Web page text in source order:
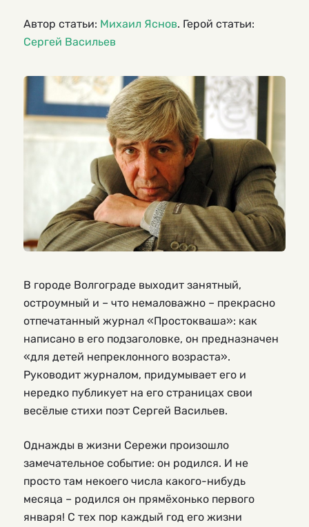
Автор статьи: Михаил Яснов. Герой статьи:
Сергей Васильев
В городе Волгограде выходит занятный,
остроумный и – что немаловажно – прекрасно
отпечатанный журнал «Простокваша»: как
написано в его подзаголовке, он предназначен
«для детей непреклонного возраста».
Руководит журналом, придумывает его и
нередко публикует на его страницах свои
весёлые стихи поэт Сергей Васильев.
Однажды в жизни Сережи произошло
замечательное событие: он родился. И не
просто там некоего числа какого-нибудь
месяца – родился он прямёхонько первого
января! С тех пор каждый год его жизни